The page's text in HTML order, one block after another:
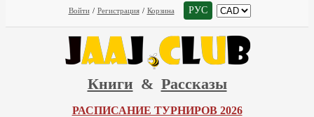
Войти / Регистрация / Корзина РУС
Книги & Рассказы
РАСПИСАНИЕ ТУРНИРОВ 2026